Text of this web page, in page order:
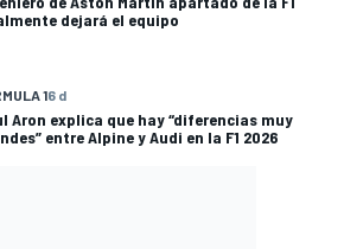
dejará el equipo
16 d
Aron explica que hay “diferencias muy
entre Alpine y Audi en la F1 2026